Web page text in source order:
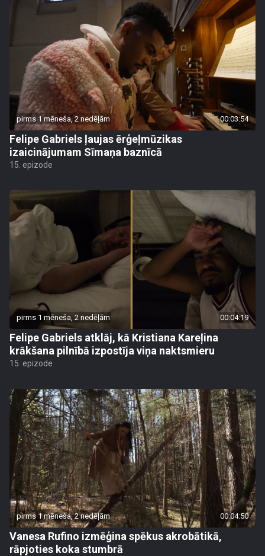
pirms 1 mēneša, 2 nedēļām 00:03:54
Felipe Gabriels ļaujas ērģeļmūzikas
izaicinājumam Sīmaņa baznīcā
15. epizode
pirms 1 mēneša, 2 nedēļām 00:04:19
Felipe Gabriels atklāj, kā Kristiana Kareļina
krākšana pilnībā izpostīja viņa naktsmieru
15. epizode
pirms 1 mēneša, 2 nedēļām 00:04:50
Vanesa Rufino izmēģina spēkus akrobātikā,
rāpjoties koka stumbrā